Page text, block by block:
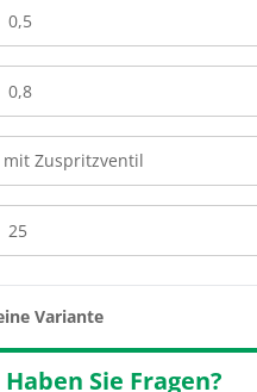
Variante
Haben Sie Fragen?